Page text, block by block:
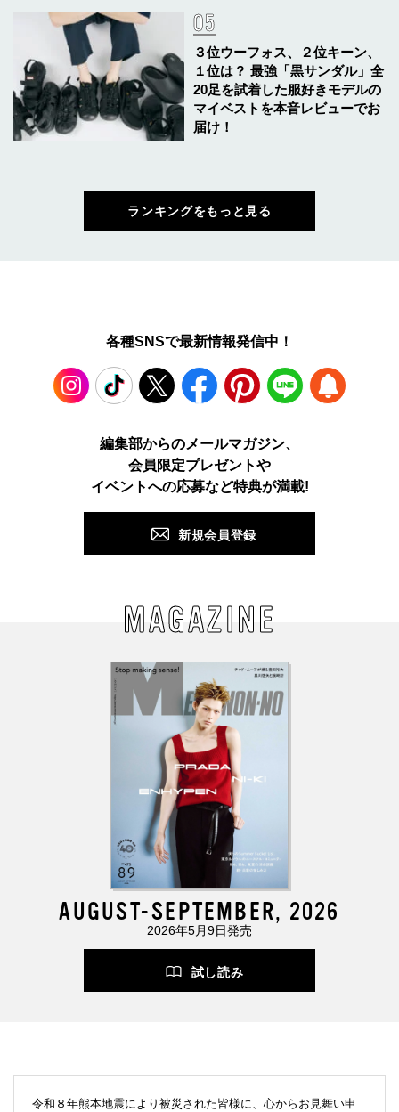
３位ウーフォス、２位キーン、
１位は？ 最強「黒サンダル」全
20足を試着した服好きモデルの
マイベストを本音レビューでお
届け！
ランキングをもっと見る
各種SNSで最新情報発信中！
TikTok Facebook Pinterest LINE
編集部からのメールマガジン、
会員限定プレゼントや
イベントへの応募など特典が満載!
新規会員登録
MAGAZINE
AUGUST-SEPTEMBER, 2026
2026年5月9日発売
試し読み
令和８年熊本地震により被災された皆様に、心からお見舞い申